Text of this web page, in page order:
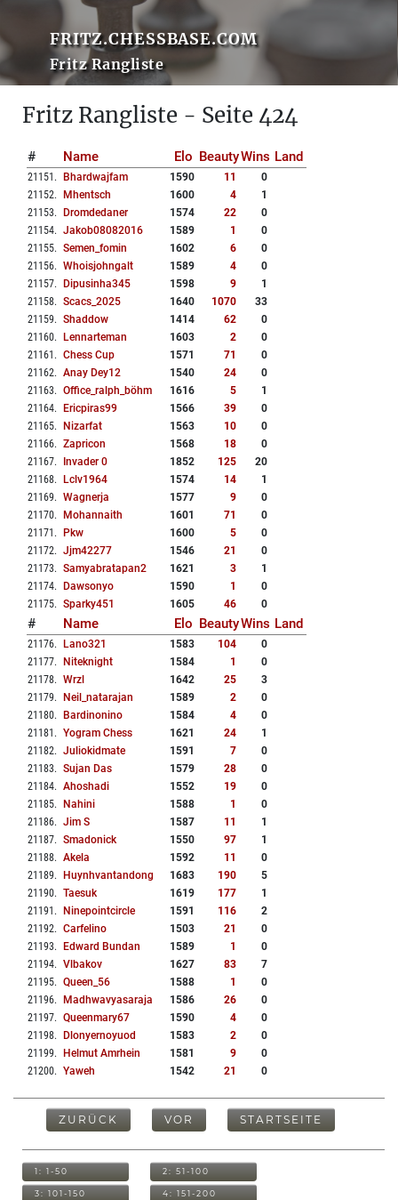
FRITZ.CHESSBASE.COM
Fritz Rangliste
Fritz Rangliste - Seite 424
# Name Elo BeautyWins Land
21151 . Bhardwajfam 1590 11
0
21152. Mhentsch 1600 4
1
21153. Dromdedaner 1574 22
0
21154. Jakob08082016 1589 1
0
21155. Semen_fomin 1602 6
0
21156. Whoisjohngalt 1589 4
0
21157. Dipusinha345 1598 9
1
21158. Scacs_2025 1640 1070
33
21159. Shaddow 1414 62
0
21160. Lennarteman 1603 2
0
21161 . Chess Cup 1571 71
0
21162. Anay Dey12 1540 24
0
21163. Office_ralph_böhm 1616 5
1
21164. Ericpiras99 1566 39
0
21165. Nizarfat 1563 10
0
21166. Zapricon 1568 18
0
21167. Invader 0 1852 125
20
21168. Lclv1964 1574 14
1
21169. Wagnerja 1577 9
0
21170. Mohannaith 1601 71
0
21171 . Pkw 1600 5
0
21172. Jjm42277 1546 21
0
21173. Samyabratapan2 1621 3
1
21174. Dawsonyo 1590 1
0
21175. Sparky451 1605 46 0
# Name Elo BeautyWins Land
21176. Lano321 1583 104
0
21177. Niteknight 1584 1
0
21178. Wrzl 1642 25
3
21179. Neil_natarajan 1589 2
0
21180. Bardinonino 1584 4
0
21181 . Yogram Chess 1621 24
1
21182. Juliokidmate 1591 7
0
21183. Sujan Das 1579 28
0
21184. Ahoshadi 1552 19
0
21185. Nahini 1588 1
0
21186. Jim S 1587 11
1
21187. Smadonick 1550 97
1
21188. Akela 1592 11
0
21189. Huynhvantandong 1683 190
5
21190. Taesuk 1619 177
1
21191 . Ninepointcircle 1591 116
2
21192. Carfelino 1503 21
0
21193. Edward Bundan 1589 1
0
21194. Vlbakov 1627 83
7
21195. Queen_56 1588 1
0
21196. Madhwavyasaraja 1586 26
0
21197. Queenmary67 1590 4
0
21198. Dlonyernoyuod 1583 2
0
21199. Helmut Amrhein 1581 9
0
21200. Yaweh 1542 21 0
ZURÜCK VOR STARTSEITE
1: 1-50 2: 51-100
3: 101-150 4: 151-200